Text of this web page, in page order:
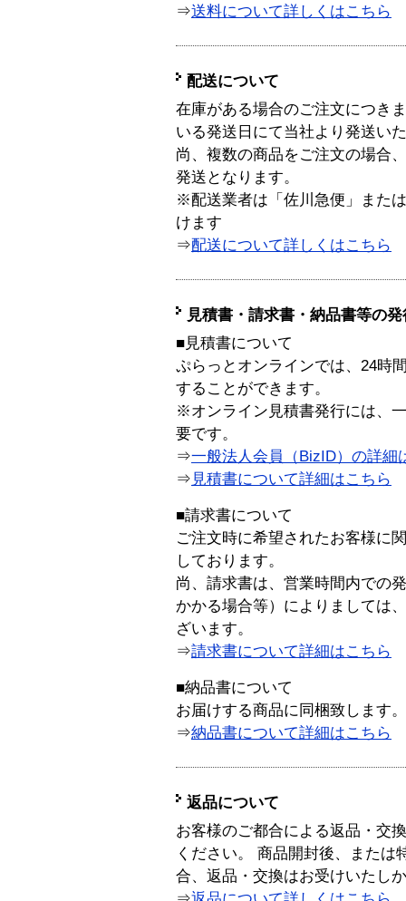
⇒送料について詳しくはこちら
配送について
在庫がある場合のご注文につき
いる発送日にて当社より発送い
尚、複数の商品をご注文の場合
発送となります。
※配送業者は「佐川急便」また
けます
⇒配送について詳しくはこちら
見積書・請求書・納品書等の
■見積書について
ぷらっとオンラインでは、24時
することができます。
※オンライン見積書発行には、
要です。
⇒一般法人会員（BizID）の詳細
⇒ 見積書について詳細はこちら
■請求書について
ご注文時に希望されたお客様に
しております。
尚、請求書は、営業時間内での
かかる場合等）によりましては
ざいます。
⇒請求書について詳細はこちら
■納品書について
お届けする商品に同梱致します。
⇒納品書について詳細はこちら
返品について
お客様のご都合による返品・交
ください。 商品開封後、または
合、返品・交換はお受けいたし